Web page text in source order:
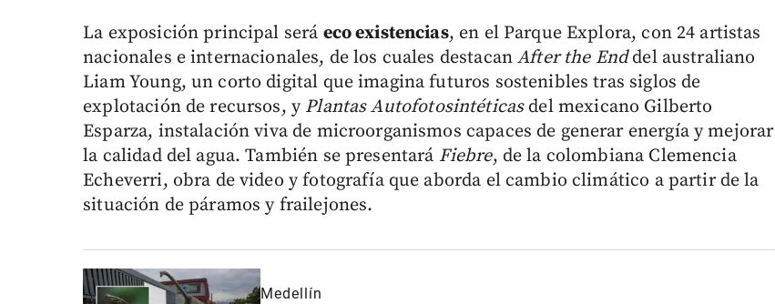
La exposición principal será eco existencias, en el Parque Explora, con 24 artistas
nacionales e internacionales, de los cuales destacanAfter the Enddel australiano
Liam Young, un corto digital que imagina futuros sostenibles tras siglos de
explotación de recursos, y Plantas Autofotosintéticasdel mexicano Gilberto
Esparza, instalación viva de microorganismos capaces de generar energía y mejorar
la calidad del agua. También se presentará Fiebre, de la colombiana Clemencia
Echeverri, obra de video y fotografía que aborda el cambio climático a partir de la
situación de páramos y frailejones.
Medellín